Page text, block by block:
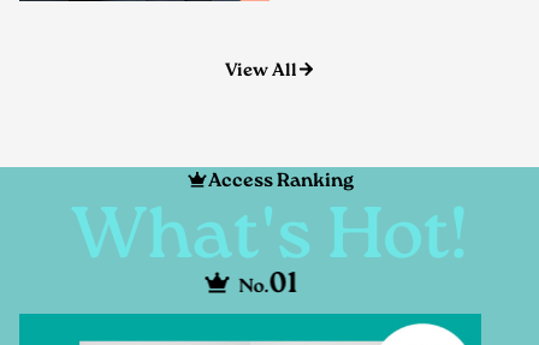
What's Hot!
No. 01